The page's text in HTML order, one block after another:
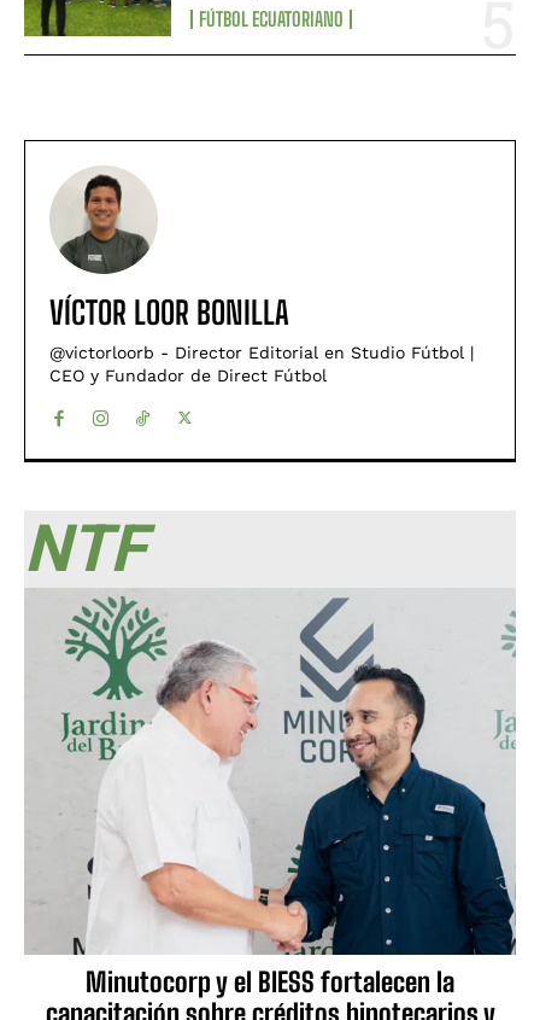
FÚTBOL ECUATORIANO
VÍCTOR LOOR BONILLA
@victorloorb - Director Editorial en Studio Fútbol |
CEO y Fundador de Direct Fútbol
NTF
Minutocorp y el BIESS fortalecen la
capacitación sobre créditos hipotecarios y